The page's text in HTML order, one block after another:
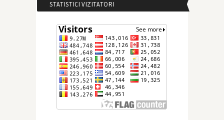
STATISTICI VIZITATORI